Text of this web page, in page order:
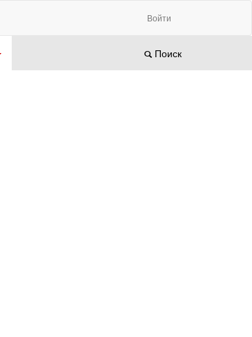
Войти
Поиск